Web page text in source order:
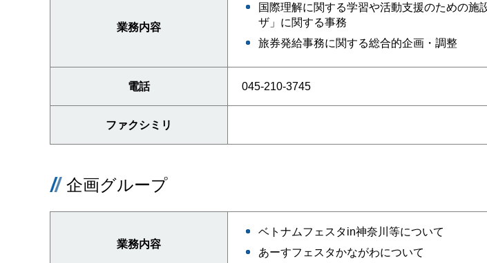
業務内容
国際理解に関する学習や活動支援のための施
ザ」に関する事務
旅券発給事務に関する総合的企画・調整
電話 045-210-3745
ファクシミリ
企画グループ
業務内容
ベトナムフェスタin神奈川等について
あーすフェスタかながわについて